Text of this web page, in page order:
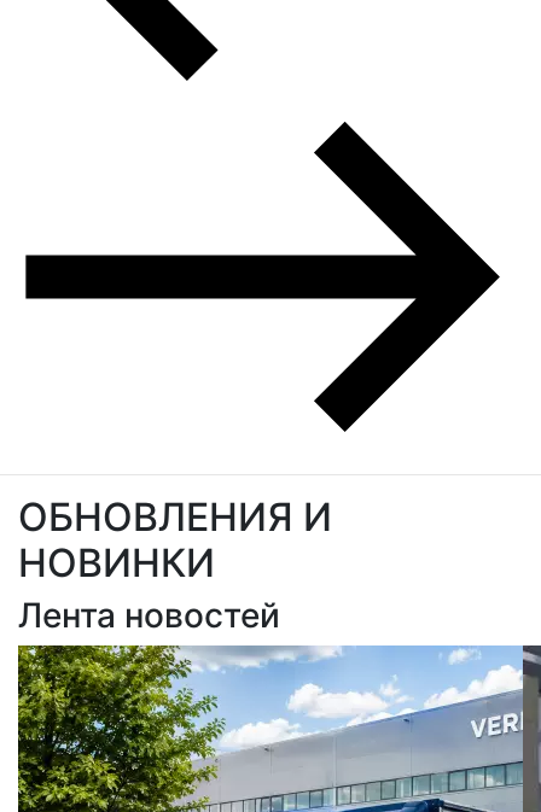
ОБНОВЛЕНИЯ И
НОВИНКИ
Лента новостей